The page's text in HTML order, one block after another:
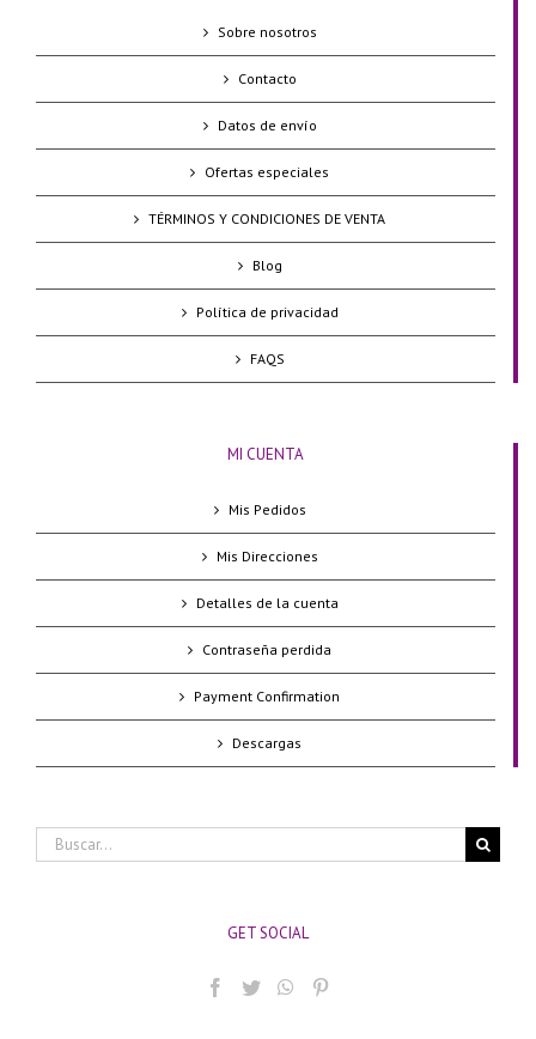
Sobre nosotros
Contacto
Datos de envío
Ofertas especiales
TÉRMINOS Y CONDICIONES DE VENTA
Blog
Política de privacidad
FAQS
MI CUENTA
Mis Pedidos
Mis Direcciones
Detalles de la cuenta
Contraseña perdida
Payment Confirmation
Descargas
Buscar:
GET SOCIAL